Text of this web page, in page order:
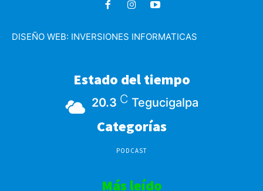
DISEÑO WEB: INVERSIONES INFORMATICAS
Estado del tiempo
20.3 C Tegucigalpa
Categorías
PODCAST
Más leído